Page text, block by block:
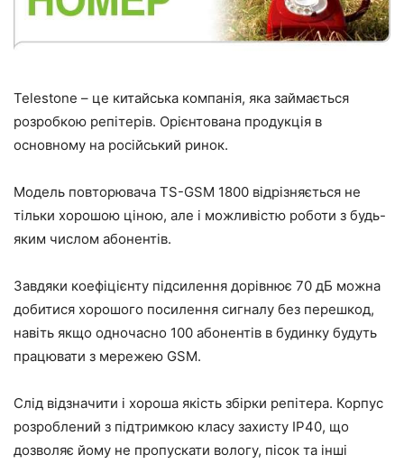
Telestone – це китайська компанія, яка займається
розробкою репітерів. Орієнтована продукція в
основному на російський ринок.
Модель повторювача TS-GSM 1800 відрізняється не
тільки хорошою ціною, але і можливістю роботи з будь-
яким числом абонентів.
Завдяки коефіцієнту підсилення дорівнює 70 дБ можна
добитися хорошого посилення сигналу без перешкод,
навіть якщо одночасно 100 абонентів в будинку будуть
працювати з мережею GSM.
Слід відзначити і хороша якість збірки репітера. Корпус
розроблений з підтримкою класу захисту IP40, що
дозволяє йому не пропускати вологу, пісок та інші